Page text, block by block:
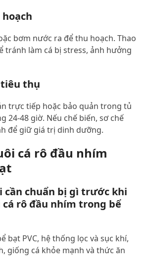
bơm nước ra để thu hoạch. Thao
tránh làm cá bị stress, ảnh hưởng
tiêu thụ
trực tiếp hoặc bảo quản trong tủ
24-48 giờ. Nếu chế biến, sơ chế
để giữ giá trị dinh dưỡng.
cá rô đầu nhím
cần chuẩn bị gì trước khi
rô đầu nhím trong bể
bạt PVC, hệ thống lọc và sục khí,
giống cá khỏe mạnh và thức ăn